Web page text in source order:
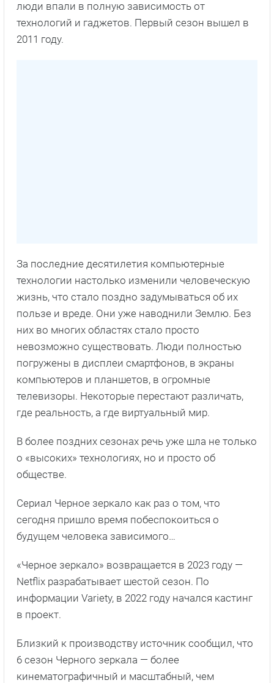
люди впали в полную зависимость от
технологий и гаджетов. Первый сезон вышел в
2011 году.
За последние десятилетия компьютерные
технологии настолько изменили человеческую
жизнь, что стало поздно задумываться об их
пользе и вреде. Они уже наводнили Землю. Без
них во многих областях стало просто
невозможно существовать. Люди полностью
погружены в дисплеи смартфонов, в экраны
компьютеров и планшетов, в огромные
телевизоры. Некоторые перестают различать,
где реальность, а где виртуальный мир.
В более поздних сезонах речь уже шла не только
о «высоких» технологиях, но и просто об
обществе.
Сериал Черное зеркало как раз о том, что
сегодня пришло время побеспокоиться о
будущем человека зависимого…
«Черное зеркало» возвращается в 2023 году —
Netflix разрабатывает шестой сезон. По
информации Variety, в 2022 году начался кастинг
в проект.
Близкий к производству источник сообщил, что
6 сезон Черного зеркала — более
кинематографичный и масштабный, чем